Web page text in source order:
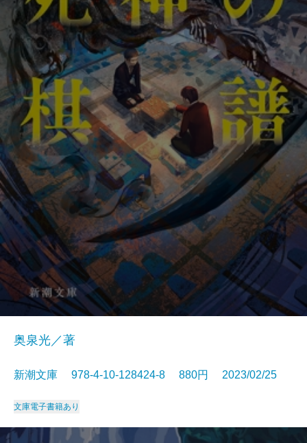
奥泉光／著
新潮文庫 978-4-10-128424-8 880円 2023/02/25
文庫電子書籍あり